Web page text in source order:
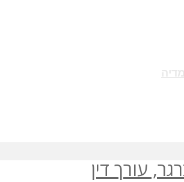
עורך דין